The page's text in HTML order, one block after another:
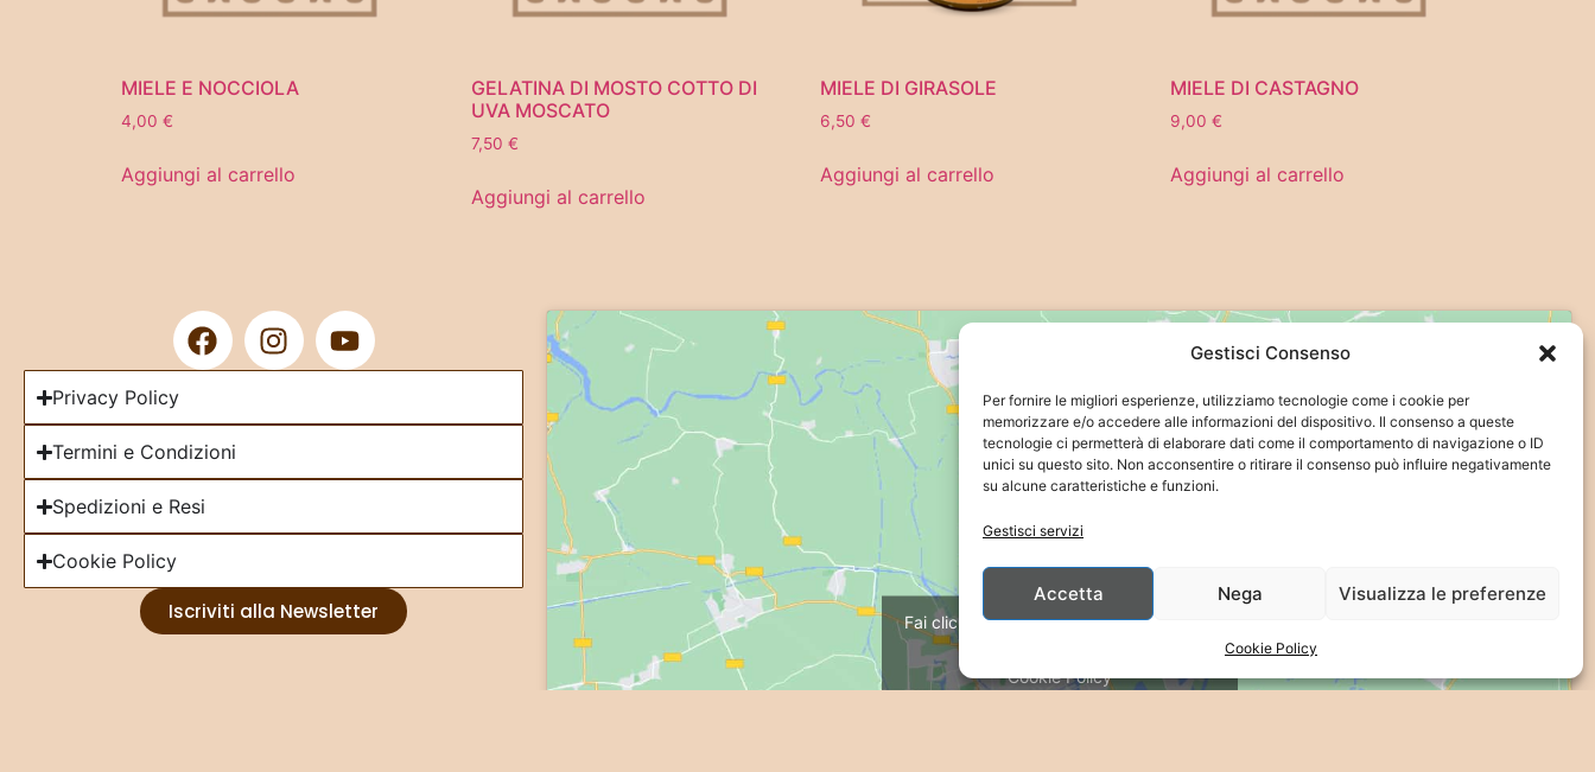
Gestisci Consenso
Per fornire le migliori esperienze, utilizziamo tecnologie come i cookie per
memorizzare e/o accedere alle informazioni del dispositivo. Il consenso a queste
tecnologie ci permetterà di elaborare dati come il comportamento di navigazione o ID
unici su questo sito. Non acconsentire o ritirare il consenso può influire negativamente
su alcune caratteristiche e funzioni.
Gestisci servizi
Accetta Nega Visualizza le preferenze
Cookie Policy
MIELE E NOCCIOLA
4,00 €
Aggiungi al carrello
GELATINA DI MOSTO COTTO DI
UVA MOSCATO
7,50 €
Aggiungi al carrello
MIELE DI GIRASOLE
6,50€
Aggiungi al carrello
MIELE DI CASTAGNO
9,00€
Aggiungi al carrello
Privacy Policy
Termini e Condizioni
Spedizioni e Resi
Cookie Policy
Iscriviti alla Newsletter
Fai clic su "Accetto" per abilitare Google
Cookie Policy